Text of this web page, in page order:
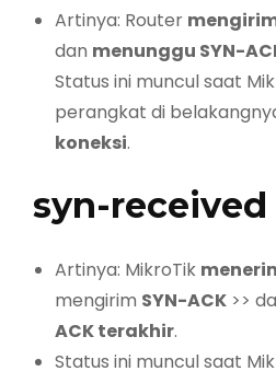
Artinya: Router mengirim
dan menunggu SYN-
Status ini muncul saat
perangkat di
koneksi.
syn-received
Artinya: MikroTik
mengirim SYN-ACK >>
ACK terakhir.
Status ini muncul saat